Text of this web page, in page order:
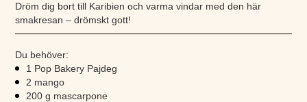
Dröm dig bort till Karibien och varma vindar med den här
smakresan – drömskt gott!
Du behöver:
1 Pop Bakery Pajdeg
2 mango
200 g mascarpone